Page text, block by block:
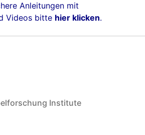
Anleitungen mit
Videos bitte hier klicken.
Institute